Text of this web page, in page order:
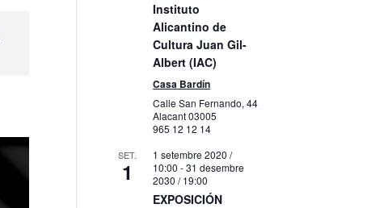
Instituto
Alicantino de
Cultura Juan Gil-
Albert (IAC)
Casa Bardín
Calle San Fernando, 44
Alacant03005
965 12 12 14
SET.
1
1 setembre 2020 /
10:00 -31 desembre
2030 / 19:00
EXPOSICIÓN